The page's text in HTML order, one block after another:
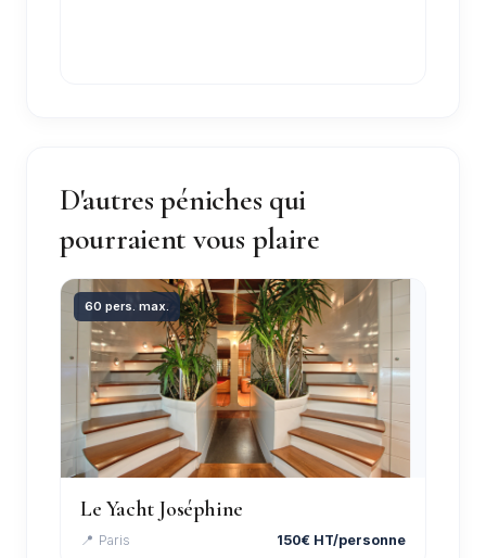
D'autres péniches qui
pourraient vous plaire
60 pers. max.
Le Yacht Joséphine
📍 Paris 150€ HT/personne